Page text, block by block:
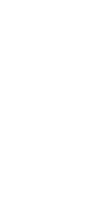
d'Ivoire, le sous-